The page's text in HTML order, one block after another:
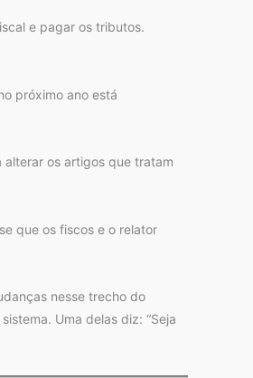
e pagar os tributos.
próximo ano está
os artigos que tratam
que os fiscos e o relator
nesse trecho do
Uma delas diz: “Seja